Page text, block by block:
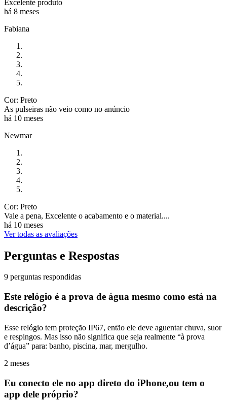
Excelente produto
há 8 meses
Fabiana
Cor: Preto
As pulseiras não veio como no anúncio
há 10 meses
Newmar
Cor: Preto
Vale a pena, Excelente o acabamento e o material....
há 10 meses
Ver todas as avaliações
Perguntas e Respostas
9 perguntas respondidas
Este relógio é a prova de água mesmo como está na
descrição?
Esse relógio tem proteção IP67, então ele deve aguentar chuva, suor
e respingos. Mas isso não significa que seja realmente “à prova
d’água” para: banho, piscina, mar, mergulho.
2 meses
Eu conecto ele no app direto do iPhone,ou tem o
app dele próprio?